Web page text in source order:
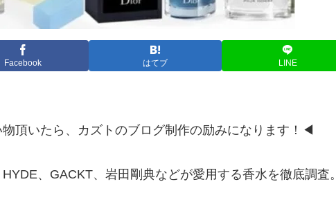
Facebook はてブ LINE
頂いたら、カズトのブログ制作の励みになります！◀
、GACKT、岩田剛典などが愛用する香水を徹底調査。